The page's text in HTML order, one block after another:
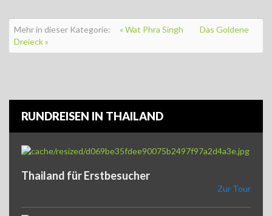
Mehr in dieser Kategorie: « Wat Phra Singh
Das Goldene
Dreieck »
RUNDREISEN IN THAILAND
Thailand für Erstbesucher
Zur Tour